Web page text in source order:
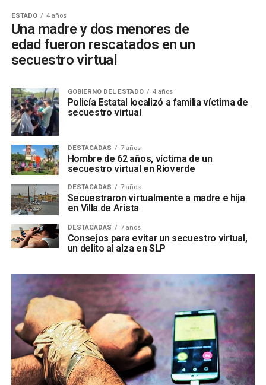
ESTADO 4 años
Una madre y dos menores de
edad fueron rescatados en un
secuestro virtual
GOBIERNO DEL ESTADO 4 años
Policía Estatal localizó a familia víctima de
secuestro virtual
DESTACADAS 7 años
Hombre de 62 años, víctima de un
secuestro virtual en Rioverde
DESTACADAS 7 años
Secuestraron virtualmente a madre e hija
en Villa de Arista
DESTACADAS 7 años
Consejos para evitar un secuestro virtual,
un delito al alza en SLP